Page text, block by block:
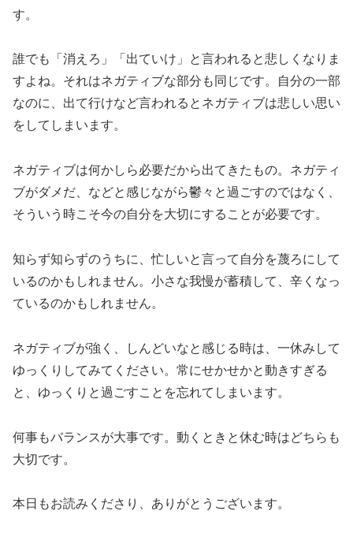
す。
誰でも「消えろ」「出ていけ」と言われると悲しくなりま
すよね。それはネガティブな部分も同じです。自分の一部
なのに、出て行けなど言われるとネガティブは悲しい思い
をしてしまいます。
ネガティブは何かしら必要だから出てきたもの。ネガティ
ブがダメだ、などと感じながら鬱々と過ごすのではなく、
そういう時こそ今の自分を大切にすることが必要です。
知らず知らずのうちに、忙しいと言って自分を蔑ろにして
いるのかもしれません。小さな我慢が蓄積して、辛くなっ
ているのかもしれません。
ネガティブが強く、しんどいなと感じる時は、一休みして
ゆっくりしてみてください。常にせかせかと動きすぎる
と、ゆっくりと過ごすことを忘れてしまいます。
何事もバランスが大事です。動くときと休む時はどちらも
大切です。
本日もお読みくださり、ありがとうございます。